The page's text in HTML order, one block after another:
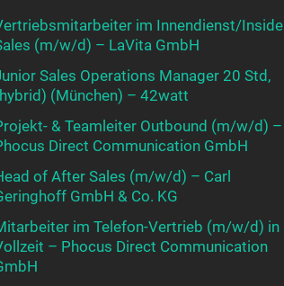
im Innendienst/Inside
(m/w/d) – LaVita GmbH
Sales Operations Manager 20 Std,
(München) – 42watt
& Teamleiter Outbound (m/w/d) –
Direct Communication GmbH
of After Sales (m/w/d) – Carl
GmbH & Co. KG
im Telefon-Vertrieb (m/w/d) in
– Phocus Direct Communication